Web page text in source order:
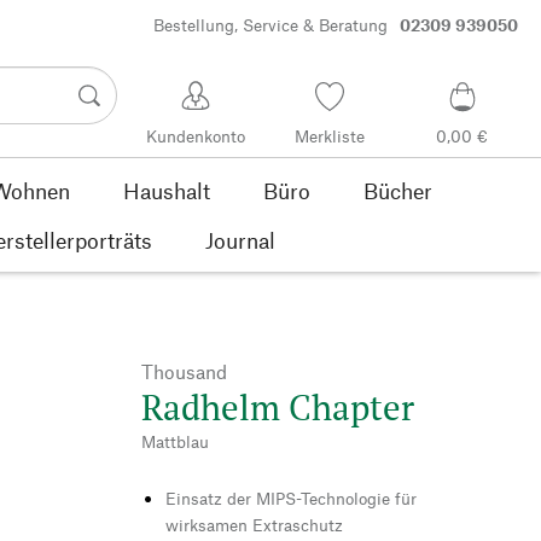
Bestellung, Service & Beratung 02309 939050
Kundenkonto Merkliste 0,00 €
Haushalt Büro
Bücher
Journal
Thousand
Radhelm Chapter
Mattblau
Einsatz der MIPS-Technologie für
wirksamen Extraschutz